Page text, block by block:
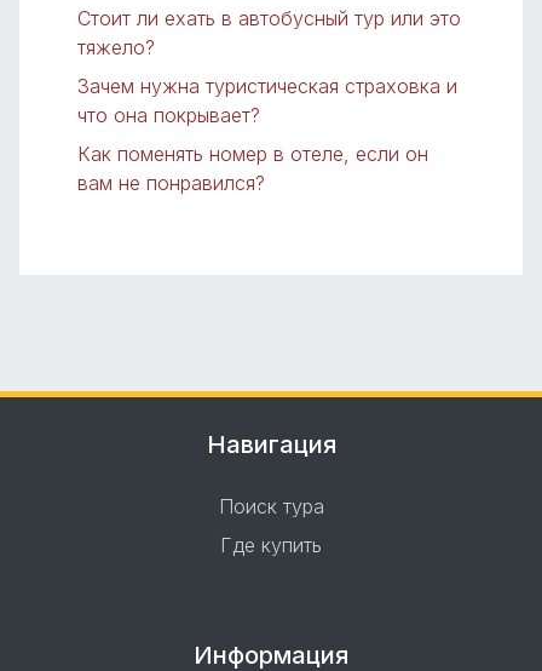
Стоит ли ехать в автобусный тур или это
тяжело?
Зачем нужна туристическая страховка и
что она покрывает?
Как поменять номер в отеле, если он
вам не понравился?
Навигация
Поиск тура
Где купить
Информация